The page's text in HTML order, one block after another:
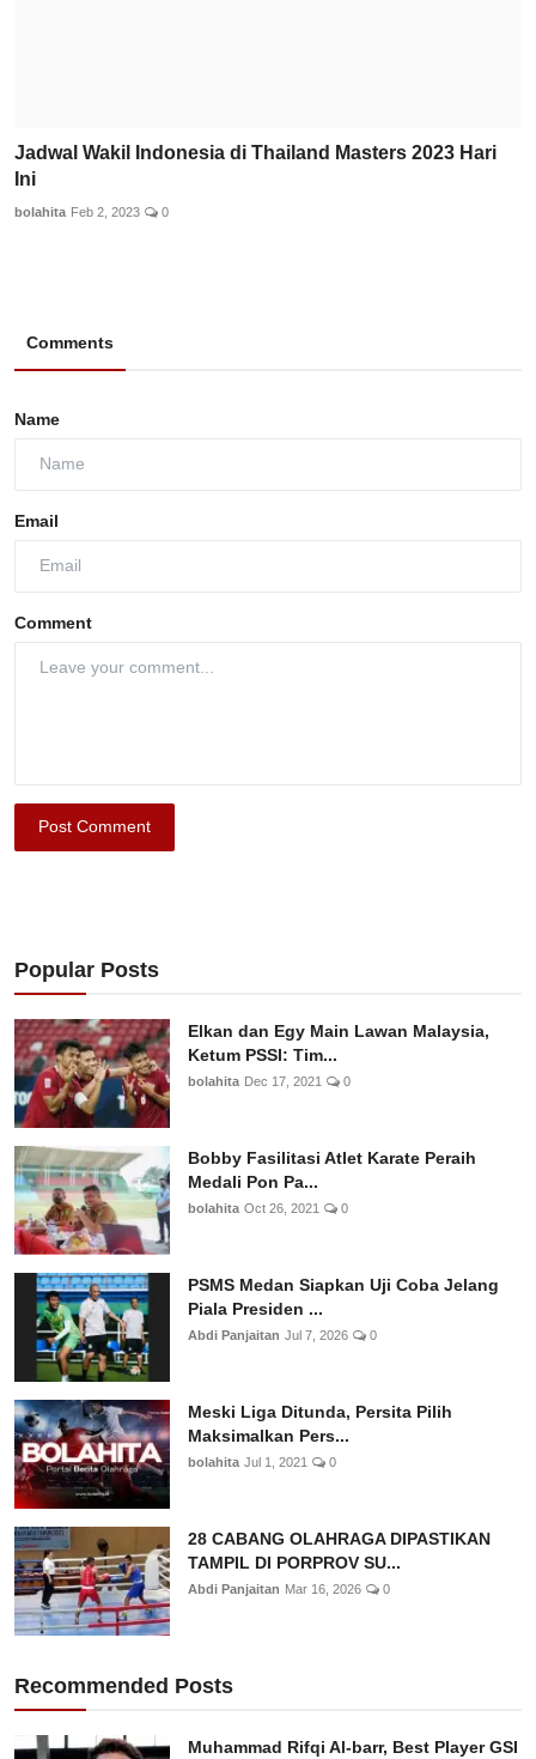
Jadwal Wakil Indonesia di Thailand Masters 2023 Hari
Ini
bolahita Feb 2, 2023 0
Comments
Name
Email
Comment
Post Comment
Popular Posts
Elkan dan Egy Main Lawan Malaysia,
Ketum PSSI: Tim...
bolahita Dec 17, 2021 0
Bobby Fasilitasi Atlet Karate Peraih
Medali Pon Pa...
bolahita Oct 26, 2021 0
PSMS Medan Siapkan Uji Coba Jelang
Piala Presiden ...
Abdi Panjaitan Jul 7, 2026 0
Meski Liga Ditunda, Persita Pilih
Maksimalkan Pers...
bolahita Jul 1, 2021 0
28 CABANG OLAHRAGA DIPASTIKAN
TAMPIL DI PORPROV SU...
Abdi Panjaitan Mar 16, 2026 0
Recommended Posts
Muhammad Rifqi Al-barr, Best Player GSI